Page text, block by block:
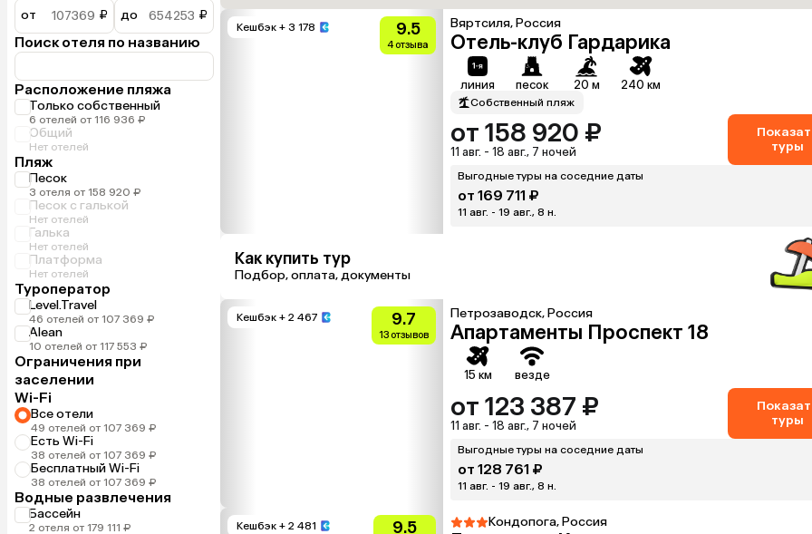
от ₽ до ₽
Поиск отеля по названию
Расположение пляжа
Только собственный
6 отелей от 116 936 ₽
Общий
Нет отелей
Пляж
Песок
3 отеля от 158 920 ₽
Песок с галькой
Нет отелей
Галька
Нет отелей
Платформа
Нет отелей
Туроператор
Level.Travel
46 отелей от 107 369 ₽
Alean
10 отелей от 117 553 ₽
Ограничения при
заселении
Wi-Fi
Все отели
49 отелей от 107 369 ₽
Есть Wi-Fi
38 отелей от 107 369 ₽
Бесплатный Wi-Fi
38 отелей от 107 369 ₽
Водные развлечения
Бассейн
2 отеля от 179 111 ₽
Кешбэк + 3 178 9.5
4 отзыва
Вяртсиля, Россия
Отель-клуб Гардарика
линия песок 20 м 240 км
Собственный пляж
от 158 920 ₽
11 авг. - 18 авг., 7 ночей
туры
Выгодные туры на соседние даты
от 169 711 ₽
11 авг. - 19 авг., 8 н.
Как купить тур
Подбор, оплата, документы
Кешбэк + 2 467 9.7
13 отзывов
Петрозаводск, Россия
Апартаменты Проспект 18
15 км везде
от 123 387 ₽
11 авг. - 18 авг., 7 ночей
туры
Выгодные туры на соседние даты
от 128 761 ₽
11 авг. - 19 авг., 8 н.
Кешбэк + 2 481 9.5 Кондопога, Россия